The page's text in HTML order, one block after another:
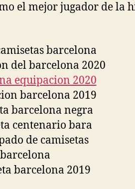
el mejor jugador de la